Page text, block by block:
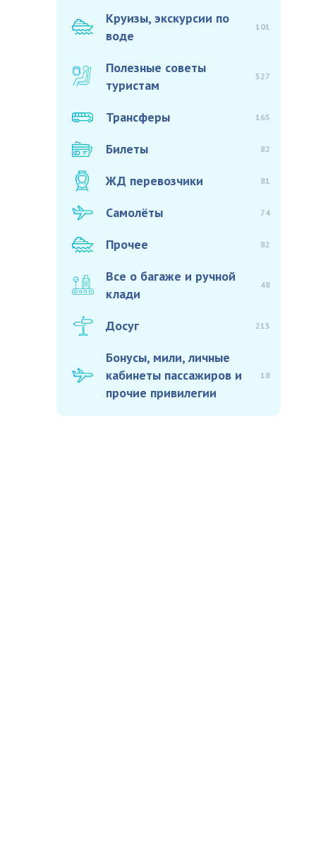
Круизы, экскурсии по
воде
101
Полезные советы
туристам
527
Трансферы 165
Билеты 82
ЖД перевозчики 81
Самолёты 74
Прочее 82
Все о багаже и ручной
клади
48
Досуг 215
Бонусы, мили, личные
кабинеты пассажиров и
прочие привилегии
18